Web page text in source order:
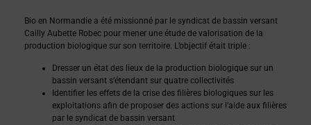
Bio en Normandie a été missionné par le syndicat de bassin versant
Cailly Aubette Robec pour mener une étude de valorisation de la
production biologique sur son territoire. L’objectif était triple :
Dresser un état des lieux de la production biologique sur un
bassin versant s’étendant sur quatre collectivités
Identifier les effets de la crise des filières biologiques sur les
exploitations afin de proposer des actions sur l’aide aux filières
par le syndicat de bassin versant